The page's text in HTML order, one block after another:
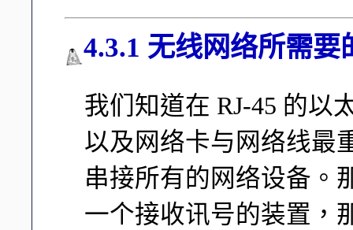
4.3.1 无线网络所需
我们知道在 RJ-45 的以
以及网络卡与网络线最
串接所有的网络设备。
一个接收讯号的装置，